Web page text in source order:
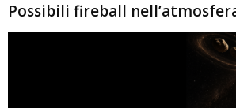
Possibili fireball